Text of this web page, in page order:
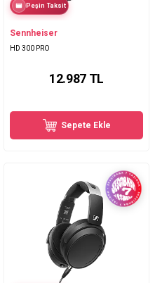
Peşin Taksit
Sennheiser
HD 300 PRO
12.987TL
Sepete Ekle